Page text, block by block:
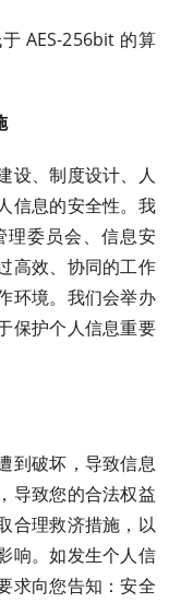
AES-256bit 的算
设、制度设计、人
信息的安全性。我
理委员会、信息安
高效、协同的工作
环境。我们会举办
保护个人信息重要
到破坏，导致信息
导致您的合法权益
合理救济措施，以
响。如发生个人信
求向您告知：安全